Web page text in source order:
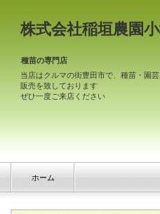
株式会社稲垣農園
種苗の専門店
当店はクルマの街豊田市で、種苗・園
販売を致しております
ぜひ一度ご来店ください
ホーム